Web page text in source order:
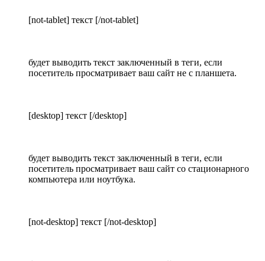
[not-tablet] текст [/not-tablet]
будет выводить текст заключенный в теги, если
посетитель просматривает ваш сайт не с планшета.
[desktop] текст [/desktop]
будет выводить текст заключенный в теги, если
посетитель просматривает ваш сайт со стационарного
компьютера или ноутбука.
[not-desktop] текст [/not-desktop]